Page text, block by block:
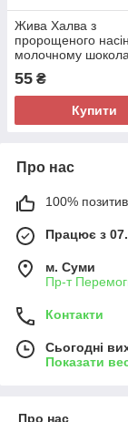
Жива Халва з
пророщеного
молочному
55 ₴
Купити
Про нас
100%
Працює з
м. Суми
Пр-т
Контакти
Сьогодні
Показати
Про нас